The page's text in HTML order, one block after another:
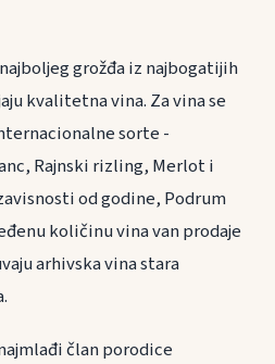
grožđa iz najbogatijih
kvalitetna vina. Za vina se
sorte -
Rajnski rizling, Merlot i
od godine, Podrum
količinu vina van prodaje
arhivska vina stara
član porodice